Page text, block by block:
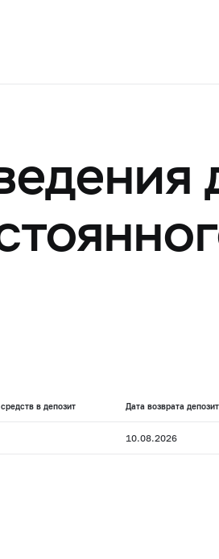
в депозит Дата возврата
10.08.2026